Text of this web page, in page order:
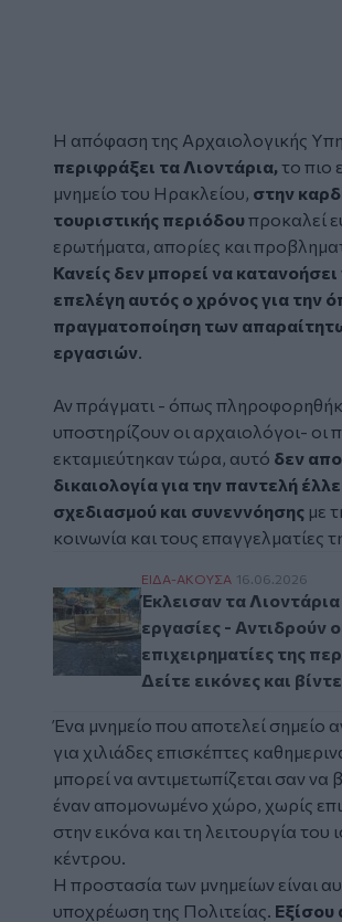
Η απόφαση της Αρχαιολογικής
περιφράξει τα Λιοντάρια,το πιο
μνημείο του Ηρακλείου, στην
τουριστικής περιόδουπροκαλεί
ερωτήματα, απορίες και
Κανείς δεν μπορεί να κατανοήσει
επελέγη αυτός ο χρόνος για την
πραγματοποίηση των
εργασιών.
Αν πράγματι - όπως
υποστηρίζουν οι αρχαιολόγοι- οι
εκταμιεύτηκαν τώρα, αυτό δεν
δικαιολογία για την παντελή
σχεδιασμού και συνεννόησης με
κοινωνία και τους επαγγελματίες
Έκλεισαν τα Λιοντάρια
ΕΙΔΑ-ΑΚΟΥΣΑ 16.06.2026
Έκλεισαν τα Λιοντάρια
εργασίες - Αντιδρούν
επιχειρηματίες της
Δείτε εικόνες και
Ένα μνημείο που αποτελεί σημείο
για χιλιάδες επισκέπτες
μπορεί να αντιμετωπίζεται σαν να
έναν απομονωμένο χώρο, χωρίς
στην εικόνα και τη λειτουργία του
κέντρου.
Η προστασία των μνημείων είναι
υποχρέωση της Πολιτείας. Εξίσου